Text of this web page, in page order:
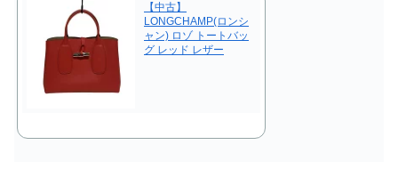
【中古】
LONGCHAMP(ロンシ
ャン) ロゾ トートバッ
グ レッド レザー